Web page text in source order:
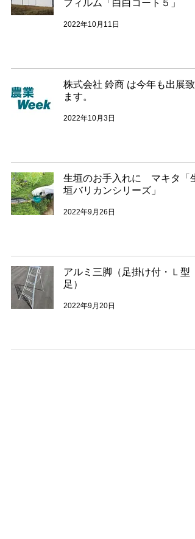
フィルム「白白コート５」
2022年10月11日
株式会社 鈴商 は今年も出展致
ます。
2022年10月3日
生垣のお手入れに マキタ「生
垣バリカンシリーズ」
2022年9月26日
アルミ三脚（足掛け付・Ｌ型
足）
2022年9月20日